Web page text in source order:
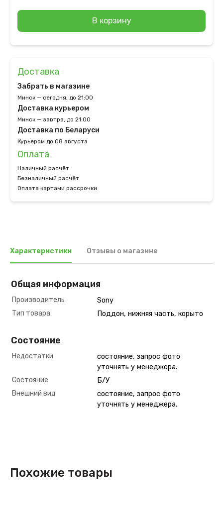
В корзину
Доставка
Забрать в магазине
Минск — сегодня, до 21:00
Доставка курьером
Минск — завтра, до 21:00
Доставка по Беларуси
Курьером до 08 августа
Оплата
Наличный расчёт
Безналичный расчёт
Оплата картами рассрочки
Характеристики Отзывы о магазине
Общая информация
Производитель
Sony
Тип товара
Поддон, нижняя часть, корыто
Состояние
Недостатки
состояние, запрос фото
уточнять у менеджера.
Состояние
Б/У
Внешний вид
состояние, запрос фото
уточнять у менеджера.
Похожие товары